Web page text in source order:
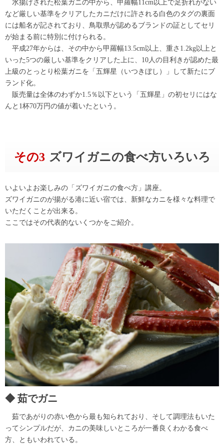
水揚げされた松葉ガニの中から、甲羅幅11cm以上で足折れがない
など厳しい基準をクリアしたカニだけに許される白色のタグの裏面
には船名が記されており、鳥取県が認めるブランドの証としてセリ
が始まる前に特別に付けられる。
平成27年からは、その中から甲羅幅13.5cm以上、重さ1.2kg以上と
いった5つの厳しい基準をクリアした上に、10人の目利きが認めた最
上級のとっとり松葉ガニを「五輝星（いつきぼし）」して新たにブ
ランド化。
販売量は全体のわずか1.5％以下という「五輝星」の初セリにはな
んと1杯70万円の値が着いたという。
その3 ズワイガニの食べ方いろいろ
いよいよお楽しみの「ズワイガニの食べ方」講座。
ズワイガニのが揚がる港に近い宿では、新鮮なカニを様々な料理で
いただくことが出来る。
ここではその代表的ないくつかをご紹介。
茹でガニ
茹であがりの赤い色から最も知られており、そして調理法もいた
ってシンプルだが、カニの美味しいところが一番良くわかる食べ
方、ともいわれている。